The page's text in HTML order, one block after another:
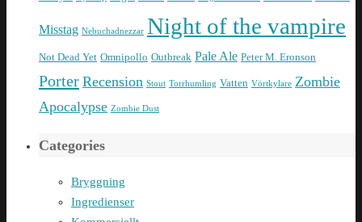
Misstag Nebuchadnezzar Night of the vampire
Not Dead Yet Omnipollo Outbreak Pale Ale Peter M. Eronson
Porter Recension Stout Torrhumling Vatten Vörtkylare Zombie
Apocalypse Zombie Dust
Categories
Bryggning
Ingredienser